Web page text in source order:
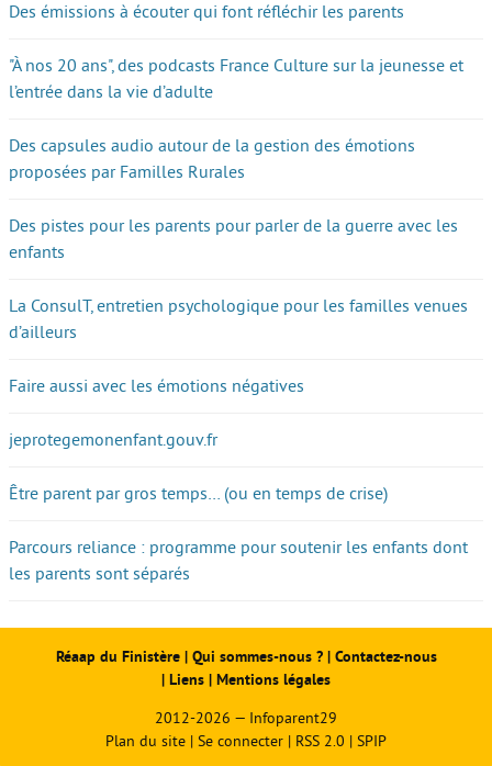
Des émissions à écouter qui font réfléchir les parents
"À nos 20 ans", des podcasts France Culture sur la jeunesse et
l’entrée dans la vie d’adulte
Des capsules audio autour de la gestion des émotions
proposées par Familles Rurales
Des pistes pour les parents pour parler de la guerre avec les
enfants
La ConsulT, entretien psychologique pour les familles venues
d’ailleurs
Faire aussi avec les émotions négatives
jeprotegemonenfant.gouv.fr
Être parent par gros temps… (ou en temps de crise)
Parcours reliance : programme pour soutenir les enfants dont
les parents sont séparés
Réaap du Finistère| Qui sommes-nous ? | Contactez-nous
| Liens | Mentions légales
2012-2026 — Infoparent29
Plan du site | Se connecter | RSS 2.0 | SPIP